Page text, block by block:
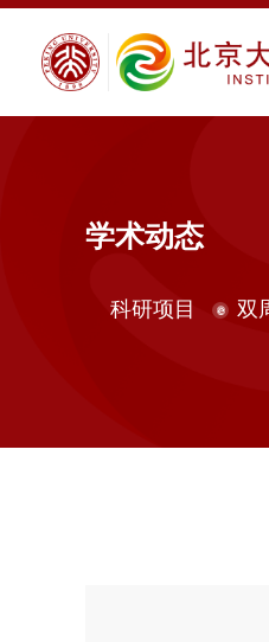
学术动态
科研项目 双